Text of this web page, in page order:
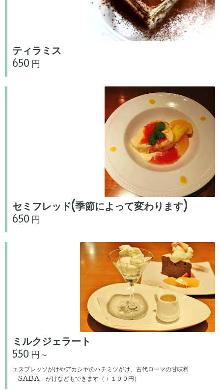
ティラミス
650 円
セミフレッド(季節によって変わります)
650 円
ミルクジェラート
550 円～
エスプレッソがけやアカシヤのハチミツがけ、古代ローマの甘味料
「SABA」がけなどもできます（＋１００円）